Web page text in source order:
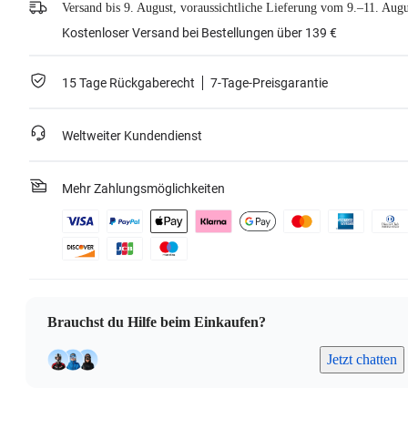
Versand bis 9. August, voraussichtliche Lieferung vom 9.–11.
Kostenloser Versand bei Bestellungen über 139 €
15 Tage Rückgaberecht 7-Tage-Preisgarantie
Weltweiter Kundendienst
Mehr Zahlungsmöglichkeiten
Brauchst du Hilfe beim Einkaufen?
Jetzt chatten